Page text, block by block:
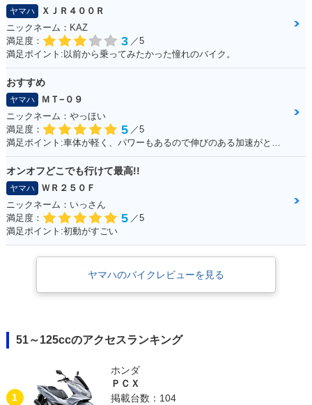
ヤマハ
ＸＪＲ４００Ｒ
ニックネーム：KAZ
満足度：
3 ／5
満足ポイント:以前から乗ってみたかった憧れのバイク。
おすすめ
ヤマハ
ＭＴ−０９
ニックネーム：やっほい
満足度：
5 ／5
オンオフどこでも行けて最高!!
ヤマハ
ＷＲ２５０Ｆ
ニックネーム：いっさん
満足度：
5 ／5
満足ポイント:初動がすごい
ヤマハのバイクレビューを見る
51～125ccのアクセスランキング
1
ホンダ
ＰＣＸ
掲載台数：104